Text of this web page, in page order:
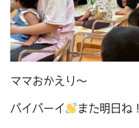
ママおかえり～
バイバーイ また明日ね！